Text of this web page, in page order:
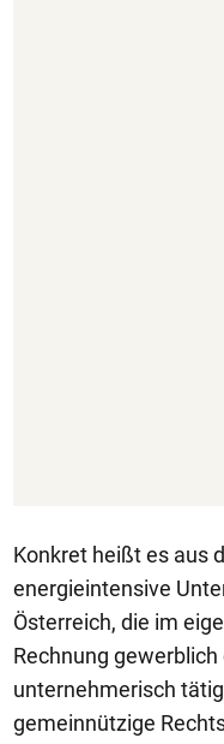
Konkret heißt es aus
energieintensive
Österreich, die im
Rechnung
unternehmerisch
gemeinnützige